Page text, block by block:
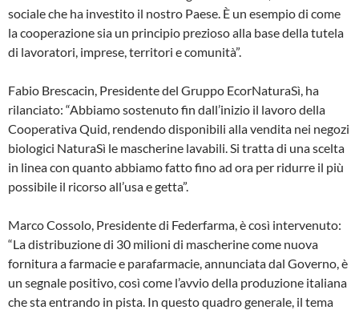
sociale che ha investito il nostro Paese. È un esempio di come
la cooperazione sia un principio prezioso alla base della tutela
di lavoratori, imprese, territori e comunità”.
Fabio Brescacin, Presidente del Gruppo EcorNaturaSì, ha
rilanciato: “Abbiamo sostenuto fin dall’inizio il lavoro della
Cooperativa Quid, rendendo disponibili alla vendita nei negozi
biologici NaturaSì le mascherine lavabili. Si tratta di una scelta
in linea con quanto abbiamo fatto fino ad ora per ridurre il più
possibile il ricorso all’usa e getta”.
Marco Cossolo, Presidente di Federfarma, è così intervenuto:
“La distribuzione di 30 milioni di mascherine come nuova
fornitura a farmacie e parafarmacie, annunciata dal Governo, è
un segnale positivo, così come l’avvio della produzione italiana
che sta entrando in pista. In questo quadro generale, il tema